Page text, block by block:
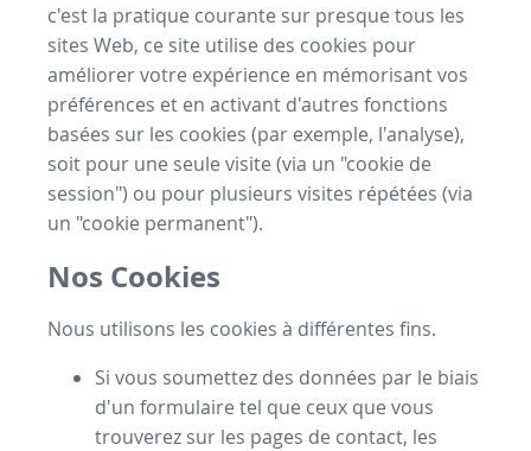
c'est la pratique courante sur presque tous les
sites Web, ce site utilise des cookies pour
améliorer votre expérience en mémorisant vos
préférences et en activant d'autres fonctions
basées sur les cookies (par exemple, l'analyse),
soit pour une seule visite (via un "cookie de
session") ou pour plusieurs visites répétées (via
un "cookie permanent").
Nos Cookies
Nous utilisons les cookies à différentes fins.
Si vous soumettez des données par le biais
d'un formulaire tel que ceux que vous
trouverez sur les pages de contact, les